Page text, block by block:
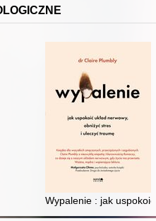
systemowe może uratować
Wypalenie : jak